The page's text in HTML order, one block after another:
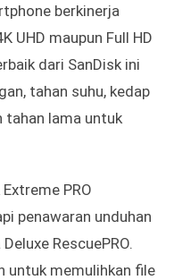
berkinerja
UHD maupun Full HD
dari SanDisk ini
tahan suhu, kedap
tahan lama untuk
PRO
penawaran unduhan
RescuePRO.
untuk memulihkan file